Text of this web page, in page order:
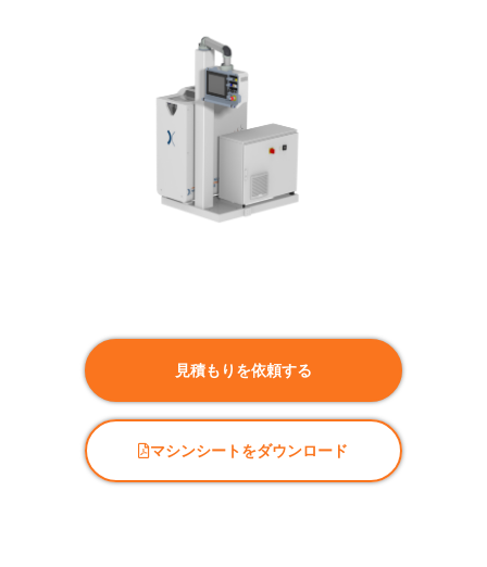
見積もりを依頼する
マシンシートをダウンロード